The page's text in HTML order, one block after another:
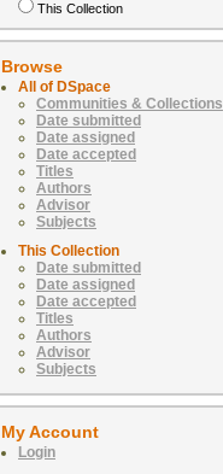
This Collection
Browse
All of DSpace
Communities & Collections
Date submitted
Date assigned
Date accepted
Titles
Authors
Advisor
Subjects
This Collection
Date submitted
Date assigned
Date accepted
Titles
Authors
Advisor
Subjects
My Account
Login